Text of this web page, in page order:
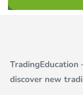
TradingEducation
discover new